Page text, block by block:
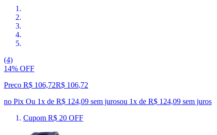
(4)
14% OFF
Preço R$ 106,72R$ 106,72
no Pix Ou 1x de R$ 124,09 sem jurosou 1x de R$ 124,09 sem juros
Cupom R$ 20 OFF